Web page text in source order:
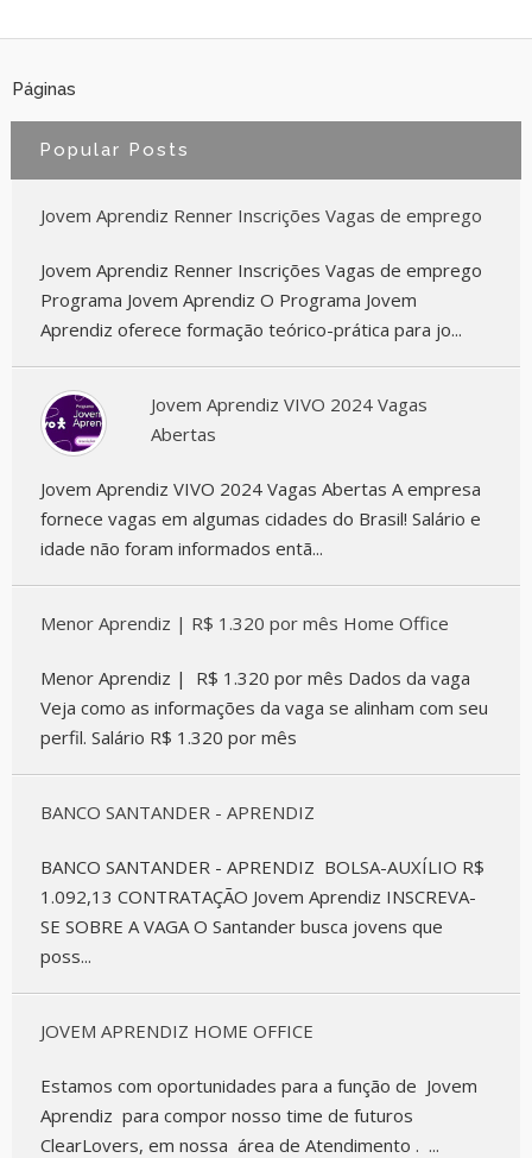
Páginas
Popular Posts
Jovem Aprendiz Renner Inscrições Vagas de emprego
Jovem Aprendiz Renner Inscrições Vagas de emprego
Programa Jovem Aprendiz O Programa Jovem
Aprendiz oferece formação teórico-prática para jo...
Jovem Aprendiz VIVO 2024 Vagas
Abertas
Jovem Aprendiz VIVO 2024 Vagas Abertas A empresa
fornece vagas em algumas cidades do Brasil! Salário e
idade não foram informados entã...
Menor Aprendiz | R$ 1.320 por mês Home Office
Menor Aprendiz | R$ 1.320 por mês Dados da vaga
Veja como as informações da vaga se alinham com seu
perfil. Salário R$ 1.320 por mês
BANCO SANTANDER - APRENDIZ
BANCO SANTANDER - APRENDIZ BOLSA-AUXÍLIO R$
1.092,13 CONTRATAÇÃO Jovem Aprendiz INSCREVA-
SE SOBRE A VAGA O Santander busca jovens que
poss...
JOVEM APRENDIZ HOME OFFICE
Estamos com oportunidades para a função de Jovem
Aprendiz para compor nosso time de futuros
ClearLovers, em nossa área de Atendimento . ...